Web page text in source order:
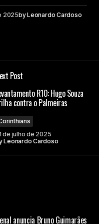
2025byLeonardo Cardoso
Post
R10: Hugo Souza
contra o Palmeiras
de julho de 2025
Leonardo Cardoso
anuncia Bruno Guimarães